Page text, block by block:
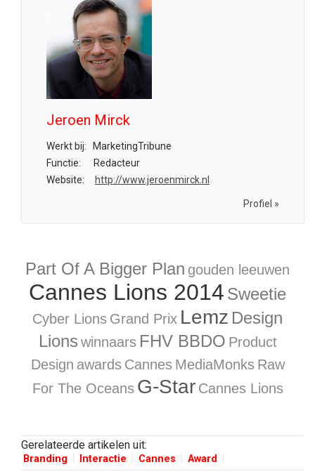
Jeroen Mirck
Werkt bij:
MarketingTribune
Functie:
Redacteur
Website:
http://www.jeroenmirck.nl
Profiel »
Part Of A Bigger Plan gouden leeuwen
Cannes Lions 2014 Sweetie
Cyber Lions Grand Prix Lemz Design
Lions winnaars FHV BBDO Product
Design awards Cannes MediaMonks Raw
For The Oceans G-Star Cannes Lions
Gerelateerde artikelen uit:
Branding Interactie Cannes Award